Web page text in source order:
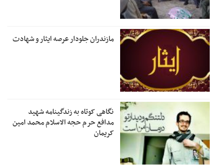
مازندران جلودار عرصه ایثار و شهادت
نگاهی کوتاه به زندگینامه شهید
مدافع حرم حجه الاسلام محمد امین
کریمان